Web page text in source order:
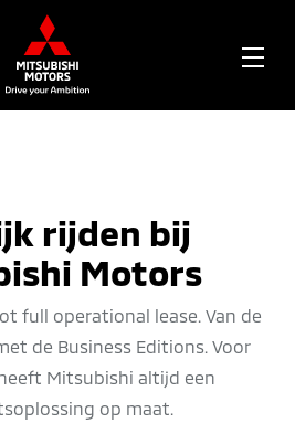
rijden bij
Motors
full operational lease. Van de
de Business Editions. Voor
Mitsubishi altijd een
op maat.